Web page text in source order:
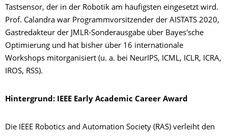
Tastsensor, der in der Robotik am häufigsten eingesetzt wird.
Prof. Calandra war Programmvorsitzender der AISTATS 2020,
Gastredakteur der JMLR-Sonderausgabe über Bayes'sche
Optimierung und hat bisher über 16 internationale
Workshops mitorganisiert (u. a. bei NeurIPS, ICML, ICLR, ICRA,
IROS, RSS).
Hintergrund: IEEE Early Academic Career Award
Die IEEE Robotics and Automation Society (RAS) verleiht den